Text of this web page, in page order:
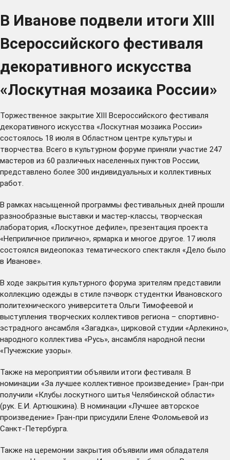
В Иванове подвели итоги XIII
Всероссийского фестиваля
декоративного искусства
«Лоскутная мозаика России»
Торжественное закрытие XIII Всероссийского фестиваля
декоративного искусства «Лоскутная мозаика России»
состоялось 18 июля в Областном центре культуры и
творчества. Всего в культурном форуме приняли участие 247
мастеров из 60 различных населенных пунктов России,
представлено более 300 индивидуальных и коллективных
работ.
В рамках насыщенной программы фестивальных дней прошли
разнообразные выставки и мастер-классы, творческая
лаборатория, «Лоскутное дефиле», презентация проекта
«Неприличное прилично», ярмарка и многое другое. 17 июля
состоялся видеопоказ тематического спектакля «Дело было
в Иванове».
В ходе закрытия культурного форума зрителям представили
коллекцию одежды в стиле пэчворк студентки Ивановского
политехнического университета Ольги Тимофеевой и
выступления творческих коллективов региона – спортивно-
эстрадного ансамбля «Загадка», цирковой студии «Арлекино»,
народного коллектива «Русь», ансамбля народной песни
«Пучежские узоры».
Также на мероприятии объявили итоги фестиваля. В
номинации «За лучшее коллективное произведение» Гран-при
получили «Клубы лоскутного шитья Челябинской области»
(рук. Е.И. Артюшкина). В номинации «Лучшее авторское
произведение» Гран-при присудили Елене Фоломьевой из
Санкт-Петербурга.
Также на церемонии закрытия объявили имя обладателя